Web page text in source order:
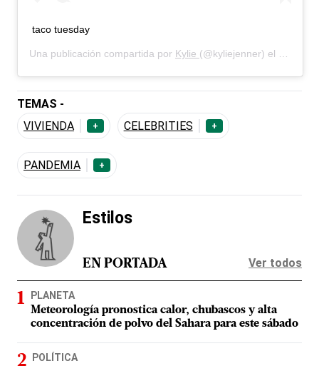
taco tuesday
Una publicación compartida por Kylie (@kyliejenner) el
TEMAS -
VIVIENDA
+ CELEBRITIES +
PANDEMIA +
Estilos
EN PORTADA Ver todos
PLANETA
Meteorología pronostica calor, chubascos y alta
concentración de polvo del Sahara para este sábado
POLÍTICA